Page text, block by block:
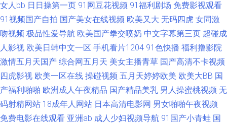
在线观看 TS专区入口 国产精品色区 中文字幕日韩精品专区 91久久蜜桃网 免
费精品av网站 影音先锋综合视频网 成人A大片 亚洲色图青草地 www91爱爱
草草浮力剧院 超碰大香蕉伊人 欧美视频入口 91看片淫黄大片AA 先锋Av中
爱人人网 91黄色视频网站 91视频回放 91颜色的官网 国产久草资源站 性欧
女人bb 日日操第一页 91网豆花视频 91福利剧场 免费影视观看
91视频国产自拍 国产美女在线视频 欧美又大 无码四虎 女同激
吻视频 极品性爱导航 欧美国产拳交喷奶 中文字幕第三页 超碰成
人影视 欧美日韩中文一区 手机看片1204 91色快播 福利撸影院
激情五月天国产 综合网五月天 美女主播青草 国产高清不卡视频
四虎影视 欧美一区在线 操碰视频 五月天婷婷欧美 欧美大BB 国
产福利啪啪 欧洲成人午夜精品 国产精品美乳 男人操蜜桃视频 无
码射精网站 18成年人网站 日本高清电影网 男女啪啪午夜视频
免费电影在线观看 亚洲ab 成人少妇视频导航 91国产小青蛙 国